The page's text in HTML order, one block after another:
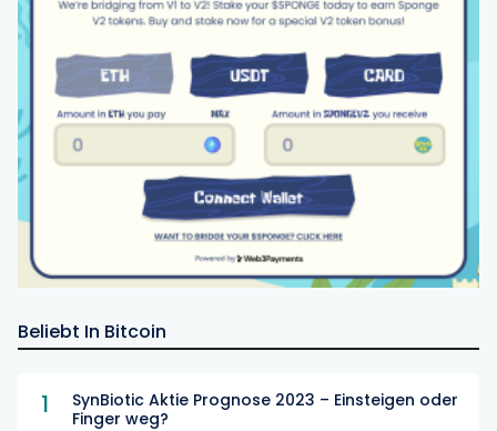
Beliebt In Bitcoin
1
SynBiotic Aktie Prognose 2023 – Einsteigen oder
Finger weg?